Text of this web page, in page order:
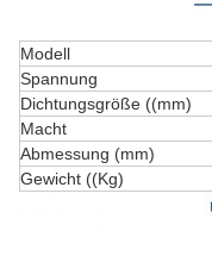
Modell
Spannung
Dichtungsgröße ((mm)
Macht
Abmessung (mm)
Gewicht ((Kg)